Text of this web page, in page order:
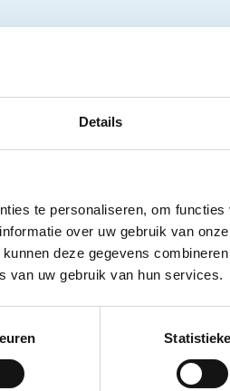
Details
te personaliseren, om
over uw gebruik van
deze gegevens
van uw gebruik van hun services.
kunnen wij ook uw
apparaat of apparatuur er niet
en
Keuring van